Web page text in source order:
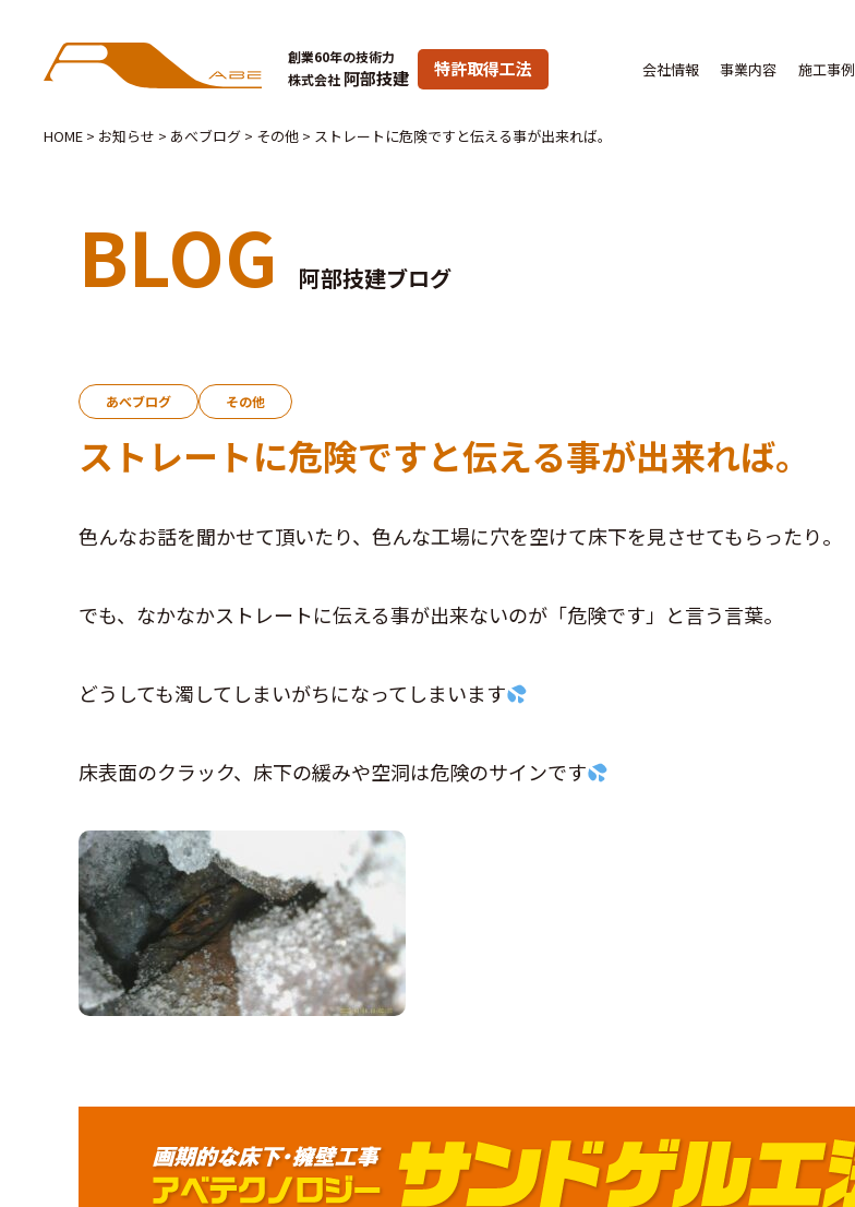
創業60年の技術力
株式会社 阿部技建 特許取得工法 会社情報 事業内容 施工事例
HOME > お知らせ > あべブログ > その他 > ストレートに危険ですと伝える事が出来れば。
BLOG 阿部技建ブログ
あべブログ その他
ストレートに危険ですと伝える事が出来れば。
色んなお話を聞かせて頂いたり、色んな工場に穴を空けて床下を見させてもらったり。
でも、なかなかストレートに伝える事が出来ないのが「危険です」と言う言葉。
どうしても濁してしまいがちになってしまいます
床表面のクラック、床下の緩みや空洞は危険のサインです